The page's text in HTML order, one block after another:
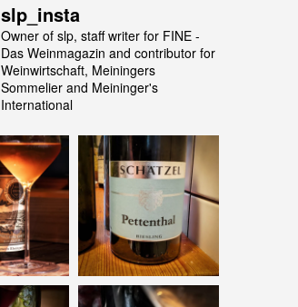
slp_insta
Owner of slp, staff writer for FINE -
Das Weinmagazin and contributor for
Weinwirtschaft, Meiningers
Sommelier and Meininger's
International